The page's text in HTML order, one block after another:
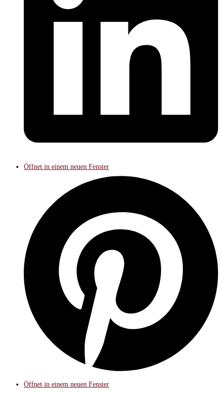
Öffnet in einem neuen Fenster
Öffnet in einem neuen Fenster